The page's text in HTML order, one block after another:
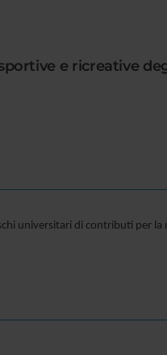
e ricreative
universitari di contributi per la